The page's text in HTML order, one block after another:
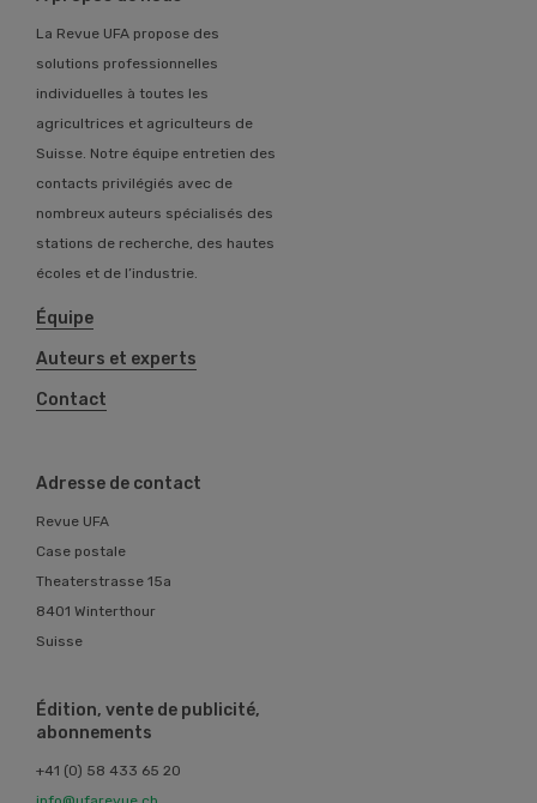
La Revue UFA propose des
solutions professionnelles
individuelles à toutes les
agricultrices et agriculteurs de
Suisse. Notre équipe entretien des
contacts privilégiés avec de
nombreux auteurs spécialisés des
stations de recherche, des hautes
écoles et de l’industrie.
Équipe
Auteurs et experts
Contact
Adresse de contact
Revue UFA
Case postale
Theaterstrasse 15a
8401 Winterthour
Suisse
Édition, vente de publicité,
abonnements
+41 (0) 58 433 65 20